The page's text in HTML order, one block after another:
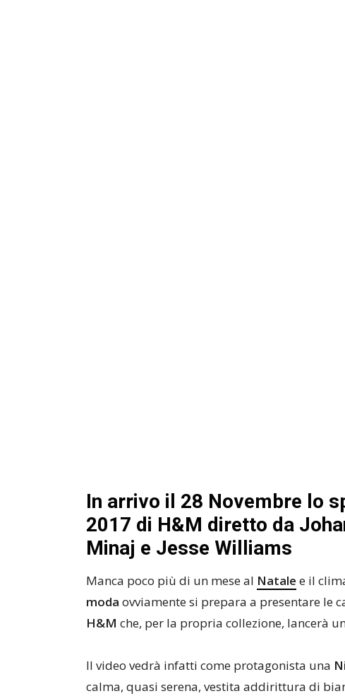
In arrivo il 28 Novembre lo
2017 di H&M diretto da
Minaj e Jesse Williams
Manca poco più di un mese al Natale e il
moda ovviamente si prepara a presentare le
H&M che, per la propria collezione, lancerà
Il video vedrà infatti come protagonista una
calma, quasi serena, vestita addirittura di